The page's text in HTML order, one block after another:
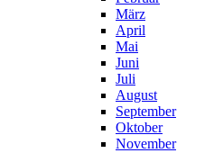
März
April
Mai
Juni
Juli
August
September
Oktober
November